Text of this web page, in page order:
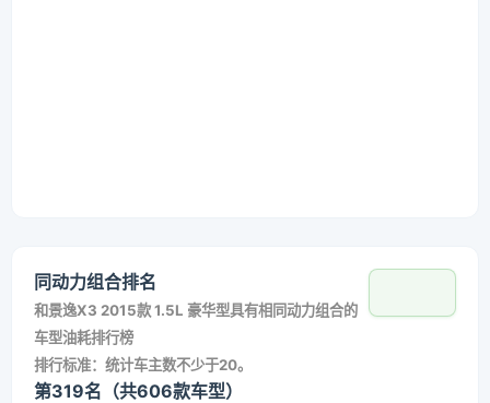
同动力组合排名
和景逸X3 2015款 1.5L 豪华型具有相同动力组合的
车型油耗排行榜
排行标准：统计车主数不少于20。
第319名（共606款车型）